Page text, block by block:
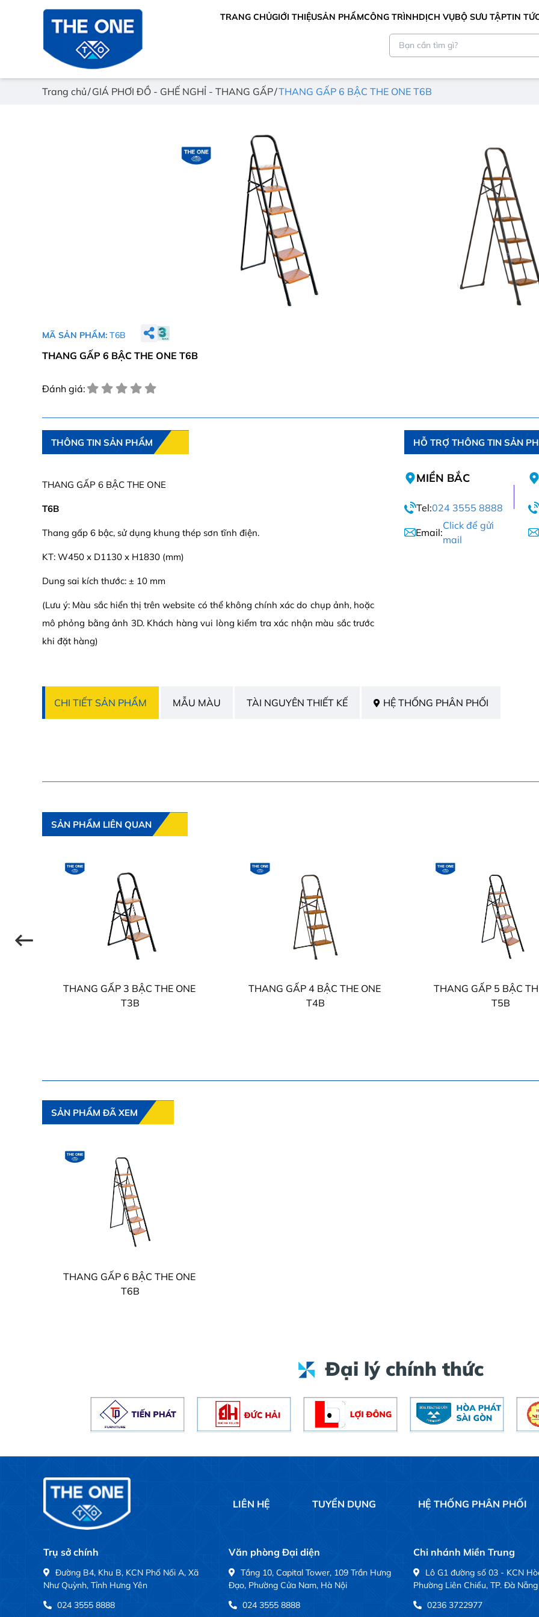
TRANG CHỦGIỚI THIỆUSẢN PHẨMCÔNG TRÌNHDỊCH VỤBỘ SƯU TẬPTIN
Trang chủ GIÁ PHƠI ĐỒ - GHẾ NGHỈ - THANG GẤP THANG GẤP 6 BẬC THE ONE T6B
MÃ SẢN PHẨM: T6B
THANG GẤP 6 BẬC THE ONE T6B
Đánh giá:
THÔNG TIN SẢN PHẨM
THANG GẤP 6 BẬC THE ONE
T6B
Thang gấp 6 bậc, sử dụng khung thép sơn tĩnh điện.
KT: W450 x D1130 x H1830 (mm)
Dung sai kích thước: ± 10 mm
(Lưu ý: Màu sắc hiển thị trên website có thể không chính xác do chụp ảnh, hoặc
mô phỏng bằng ảnh 3D. Khách hàng vui lòng kiểm tra xác nhận màu sắc trước
khi đặt hàng)
HỖ TRỢ THÔNG TIN SẢN
MIỀN BẮC
Tel:024 3555 8888
Email:
Click để gửi
mail
CHI TIẾT SẢN PHẨM MẪU MÀU TÀI NGUYÊN THIẾT KẾ HỆ THỐNG PHÂN PHỐI
SẢN PHẨM LIÊN QUAN
THANG GẤP 3 BẬC THE ONE
T3B
THANG GẤP 4 BẬC THE ONE
T4B
THANG GẤP 5 BẬC
T5B
SẢN PHẨM ĐÃ XEM
THANG GẤP 6 BẬC THE ONE
T6B
Đại lý chính thức
LIÊN HỆ TUYỂN DỤNG HỆ THỐNG PHÂN PHỐI
Trụ sở chính
Đường B4, Khu B, KCN Phố Nối A, Xã
Như Quỳnh, Tỉnh Hưng Yên
024 3555 8888
Văn phòng Đại diện
Tầng 10, Capital Tower, 109 Trần Hưng
Đạo, Phường Cửa Nam, Hà Nội
024 3555 8888
Chi nhánh Miền Trung
Lô G1 đường số 03 - KCN
Phường Liên Chiểu, TP. Đà Nẵng
0236 3722977